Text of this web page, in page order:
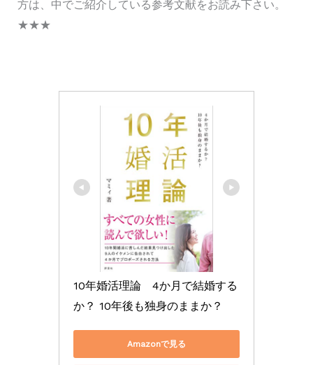
方は、中でご紹介している参考文献をお読み下さい。
★★★
10年婚活理論　4か月で結婚する
か？ 10年後も独身のままか？
Amazonで見る